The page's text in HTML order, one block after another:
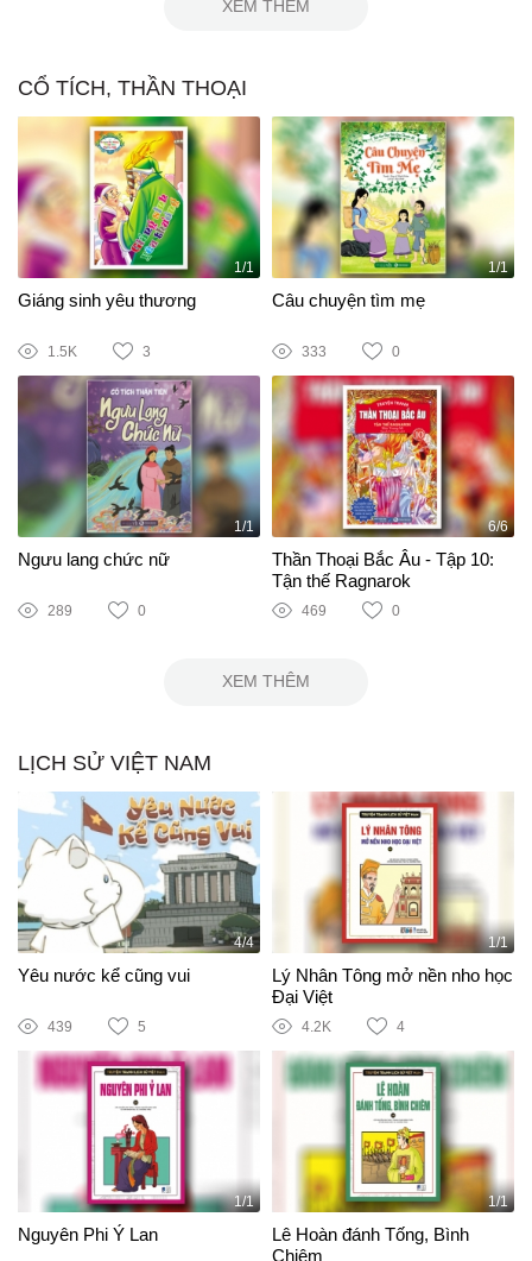
XEM THÊM
CỔ TÍCH, THẦN THOẠI
1/1
Giáng sinh yêu thương
1.5K 3
1/1
Câu chuyện tìm mẹ
333 0
1/1
Ngưu lang chức nữ
289 0
6/6
Thần Thoại Bắc Âu - Tập 10:
Tận thế Ragnarok
469 0
XEM THÊM
LỊCH SỬ VIỆT NAM
4/4
Yêu nước kể cũng vui
439 5
1/1
Lý Nhân Tông mở nền nho học
Đại Việt
4.2K 4
1/1
Nguyên Phi Ỷ Lan
1/1
Lê Hoàn đánh Tống, Bình
Chiêm